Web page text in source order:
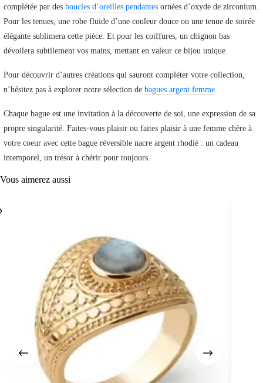
complétée par des boucles d’oreilles pendantes ornées d’oxyde de zirconium.
Pour les tenues, une robe fluide d’une couleur douce ou une tenue de soirée
élégante sublimera cette pièce. Et pour les coiffures, un chignon bas
dévoilera subtilement vos mains, mettant en valeur ce bijou unique.
Pour découvrir d’autres créations qui sauront compléter votre collection,
n’hésitez pas à explorer notre sélection de bagues argent femme
Chaque bague est une invitation à la découverte de soi, une expression de sa
propre singularité. Faites-vous plaisir ou faites plaisir à une femme chère à
votre coeur avec cette bague réversible nacre argent rhodié : un cadeau
intemporel, un trésor à chérir pour toujours.
Vous aimerez aussi